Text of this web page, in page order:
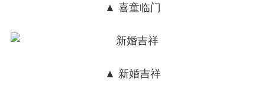
▲ 喜童临门
▲ 新婚吉祥